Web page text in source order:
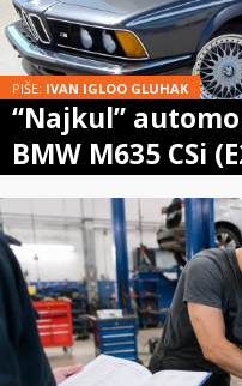
PIŠE: IVAN IGLOO GLUHAK
“Najkul”
BMW M635 CSi